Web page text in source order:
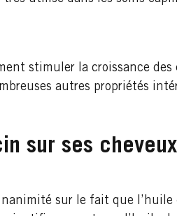
stimuler la croissance
autres propriétés
sur ses
sur le fait que